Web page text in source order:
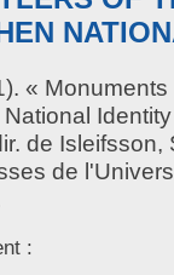
«
de Isleifsson,
de
: